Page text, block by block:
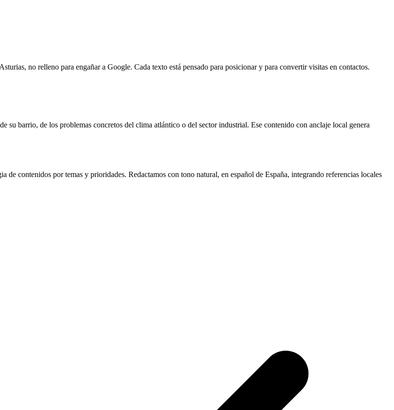
no relleno para engañar a Google. Cada texto está pensado para posicionar y para convertir visitas en contactos.
su barrio, de los problemas concretos del clima atlántico o del sector industrial. Ese contenido con anclaje local genera
de contenidos por temas y prioridades. Redactamos con tono natural, en español de España, integrando referencias locales